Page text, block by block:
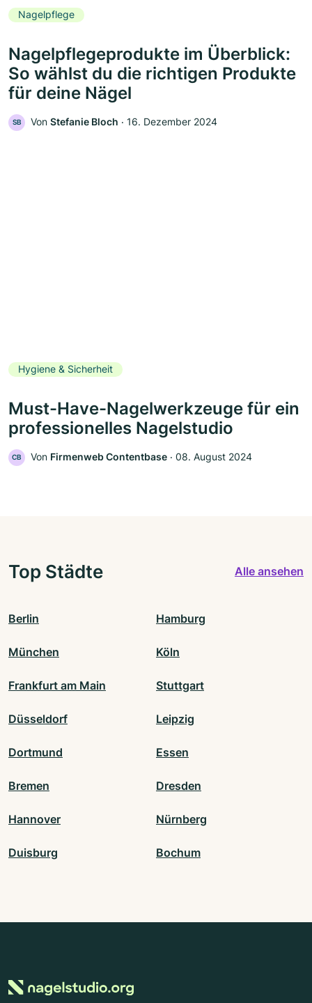
Nagelpflege
Nagelpflegeprodukte im Überblick:
So wählst du die richtigen Produkte
für deine Nägel
SB Von Stefanie Bloch ‧ 16. Dezember 2024
Hygiene & Sicherheit
Must-Have-Nagelwerkzeuge für ein
professionelles Nagelstudio
CB Von Firmenweb Contentbase ‧ 08. August 2024
Top Städte Alle ansehen
Berlin Hamburg
München Köln
Frankfurt am Main Stuttgart
Düsseldorf Leipzig
Dortmund Essen
Bremen Dresden
Hannover Nürnberg
Duisburg Bochum